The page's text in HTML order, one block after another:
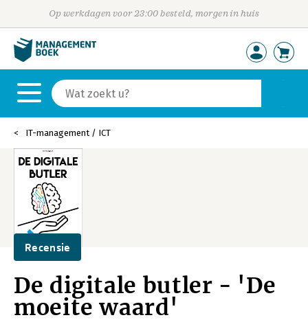
Op werkdagen voor 23:00 besteld, morgen in huis
IT-management / ICT
Recensie
De digitale butler - 'De
moeite waard'